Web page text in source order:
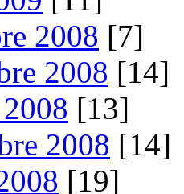
2008 [7]
2008 [14]
[13]
2008 [14]
[19]